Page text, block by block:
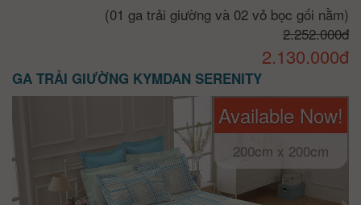
(01 ga trải giường và 02 vỏ bọc gối nằm)
2.252.000đ
2.130.000đ
GA TRẢI GIƯỜNG KYMDAN SERENITY
Available Now!
200cm x 200cm